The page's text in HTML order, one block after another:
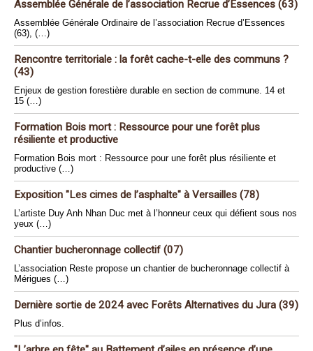
Assemblée Générale de l’association Recrue d’Essences (63)
Assemblée Générale Ordinaire de l’association Recrue d’Essences
(63), (…)
Rencontre territoriale : la forêt cache-t-elle des communs ?
(43)
Enjeux de gestion forestière durable en section de commune. 14 et
15 (…)
Formation Bois mort : Ressource pour une forêt plus
résiliente et productive
Formation Bois mort : Ressource pour une forêt plus résiliente et
productive (…)
Exposition "Les cimes de l’asphalte" à Versailles (78)
L’artiste Duy Anh Nhan Duc met à l’honneur ceux qui défient sous nos
yeux (…)
Chantier bucheronnage collectif (07)
L’association Reste propose un chantier de bucheronnage collectif à
Mérigues (…)
Dernière sortie de 2024 avec Forêts Alternatives du Jura (39)
Plus d’infos.